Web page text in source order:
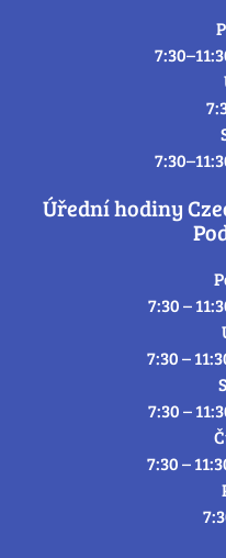
Úřední hodiny
7:30 –
7:30 –
7:30 –
7:30 –